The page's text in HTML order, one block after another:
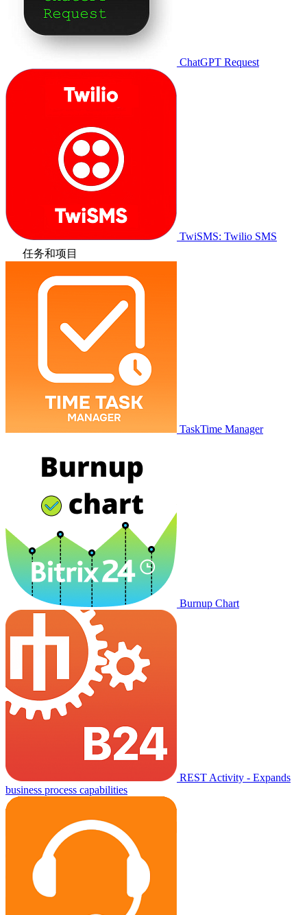
ChatGPT Request
TwiSMS: Twilio SMS
任务和项目
TaskTime Manager
Burnup Chart
REST Activity - Expands
business process capabilities